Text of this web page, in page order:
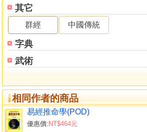
其它
群經 中國傳統
字典
武術
相同作者的商品
易經推命學(POD)
優惠價: NT$464元
天山遯
雷天大壯
火地晉
地火明夷
風火家人
火澤暌
雷水解
山澤損
風雷益
澤天夬